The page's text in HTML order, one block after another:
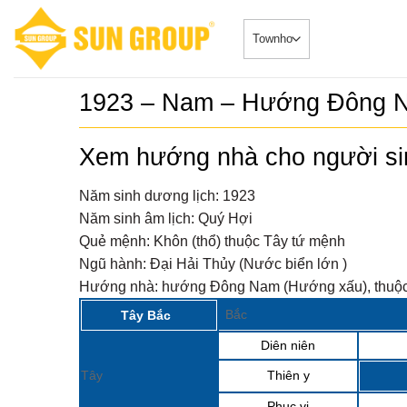
content
1923 – Nam – Hướng Đông
Xem hướng nhà cho người
Năm sinh dương lịch: 1923
Năm sinh âm lịch: Quý Hợi
Quẻ mệnh: Khôn (thổ) thuộc Tây tứ mệnh
Ngũ hành: Đại Hải Thủy (Nước biển lớn )
Hướng nhà: hướng Đông Nam (Hướng xấu),
Tây Bắc Bắc
Tây
Diên niên
Thiên y
3 tầng
Quỹ căn
sẻCặp nhà
biệt thự
Chỉ hơn 16 tỷ
3
Biệt thự
Hàn,
Quỹ căn
MẶT...
4
Nhà phố
sát toà
ngay mặt
Quỹ căn